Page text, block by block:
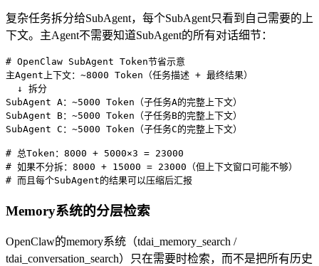
复杂任务拆分给SubAgent，每个SubAgent只看到自己需要的上
下文。主Agent不需要知道SubAgent的所有对话细节：
# OpenClaw SubAgent Token节省示意
主Agent上下文：~8000 Token（任务描述 + 最终结果）
  ↓ 拆分
SubAgent A：~5000 Token（子任务A的完整上下文）
SubAgent B：~5000 Token（子任务B的完整上下文）
SubAgent C：~5000 Token（子任务C的完整上下文）
# 总Token：8000 + 5000×3 = 23000
# 如果不分拆：8000 + 15000 = 23000（但上下文窗口可能不够）
# 而且每个SubAgent的结果可以压缩后汇报
Memory系统的分层检索
OpenClaw的memory系统（tdai_memory_search /
tdai_conversation_search）只在需要时检索，而不是把所有历史